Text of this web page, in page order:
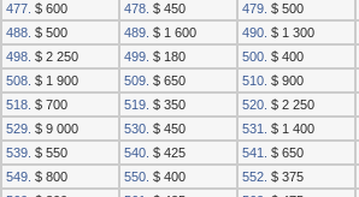
477. $ 600 478. $ 450 479. $ 500
488. $ 500 489. $ 1 600 490. $ 1 300
498. $ 2 250 499. $ 180 500. $ 400
508. $ 1 900 509. $ 650 510. $ 900
518. $ 700 519. $ 350 520. $ 2 250
529. $ 9 000 530. $ 450 531. $ 1 400
539. $ 550 540. $ 425 541. $ 650
549. $ 800 550. $ 400 552. $ 375